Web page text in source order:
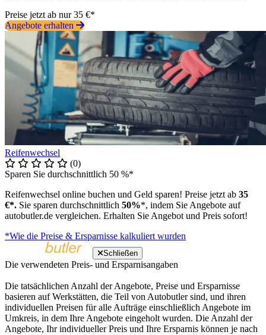
Preise jetzt ab nur 35 €*
Angebote erhalten
Reifenwechsel
(0)
Sparen Sie durchschnittlich 50 %*
Reifenwechsel online buchen und Geld sparen! Preise jetzt ab 35
€*. Sie sparen durchschnittlich 50%*, indem Sie Angebote auf
autobutler.de vergleichen. Erhalten Sie Angebot und Preis sofort!
*Wie die Preise & Ersparnisse kalkuliert wurden
Schließen
Die verwendeten Preis- und Ersparnisangaben
Die tatsächlichen Anzahl der Angebote, Preise und Ersparnisse
basieren auf Werkstätten, die Teil von Autobutler sind, und ihren
individuellen Preisen für alle Aufträge einschließlich Angebote im
Umkreis, in dem Ihre Angebote eingeholt wurden. Die Anzahl der
Angebote, Ihr individueller Preis und Ihre Ersparnis können je nach